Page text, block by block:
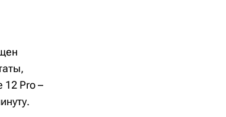
12 Pro –